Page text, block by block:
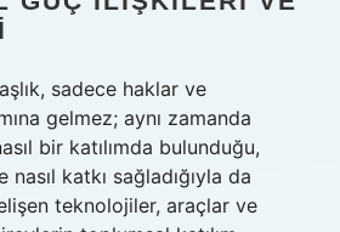
sadece haklar ve
gelmez; aynı zamanda
bir katılımda bulunduğu,
katkı sağladığıyla da
teknolojiler, araçlar ve